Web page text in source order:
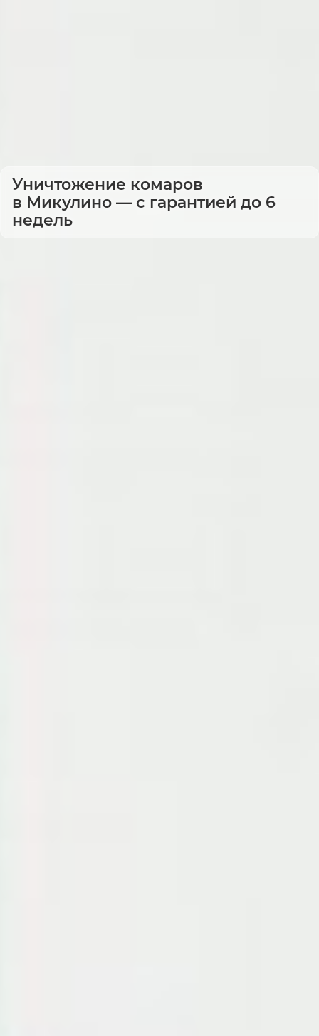
Уничтожение комаров
в Микулино — с гарантией до 6
недель